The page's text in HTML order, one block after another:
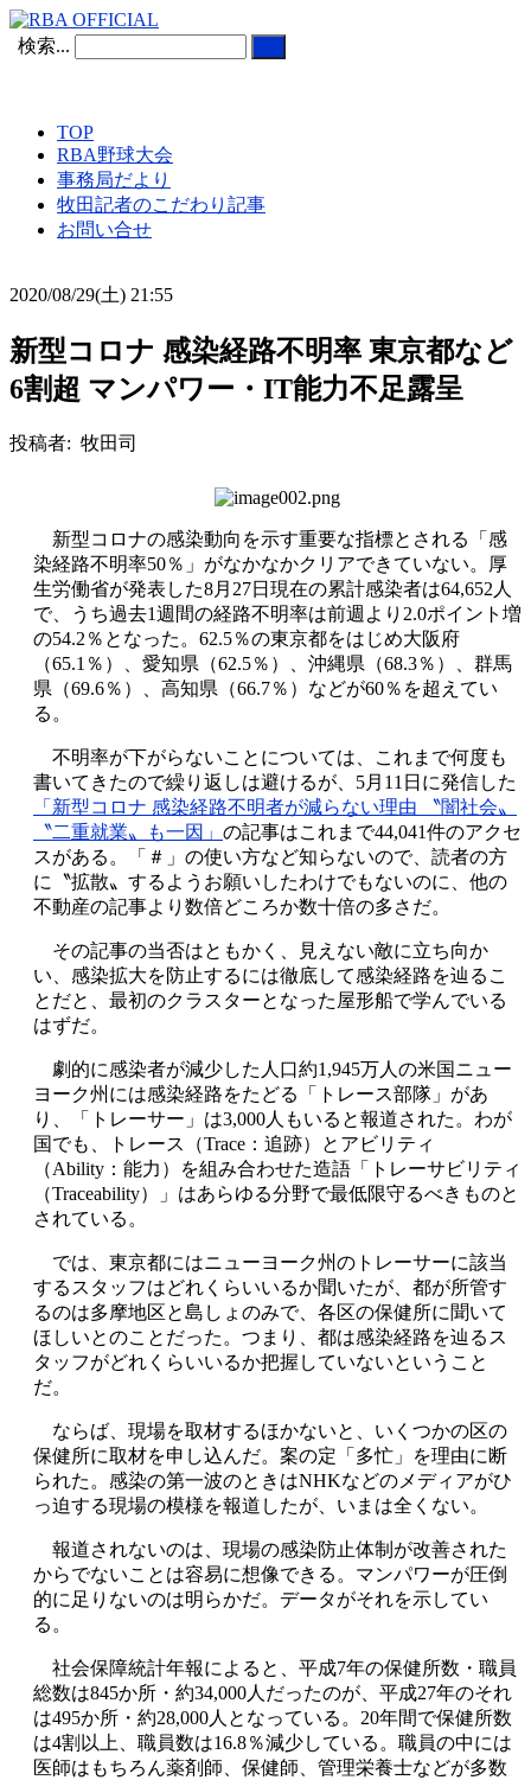
検索...
TOP
RBA野球大会
事務局だより
牧田記者のこだわり記事
お問い合せ
2020/08/29(土) 21:55
新型コロナ 感染経路不明率 東京都など
6割超 マンパワー・IT能力不足露呈
投稿者: 牧田司
新型コロナの感染動向を示す重要な指標とされる「感
染経路不明率50％」がなかなかクリアできていない。厚
生労働省が発表した8月27日現在の累計感染者は64,652人
で、うち過去1週間の経路不明率は前週より2.0ポイント増
の54.2％となった。62.5％の東京都をはじめ大阪府
（65.1％）、愛知県（62.5％）、沖縄県（68.3％）、群馬
県（69.6％）、高知県（66.7％）などが60％を超えてい
る。
不明率が下がらないことについては、これまで何度も
書いてきたので繰り返しは避けるが、5月11日に発信した
「新型コロナ 感染経路不明者が減らない理由 〝闇社会〟
〝二重就業〟も一因」 の記事はこれまで44,041件のアクセ
スがある。「＃」の使い方など知らないので、読者の方
に〝拡散〟するようお願いしたわけでもないのに、他の
不動産の記事より数倍どころか数十倍の多さだ。
その記事の当否はともかく、見えない敵に立ち向か
い、感染拡大を防止するには徹底して感染経路を辿るこ
とだと、最初のクラスターとなった屋形船で学んでいる
はずだ。
劇的に感染者が減少した人口約1,945万人の米国ニュー
ヨーク州には感染経路をたどる「トレース部隊」があ
り、「トレーサー」は3,000人もいると報道された。わが
国でも、トレース（Trace：追跡）とアビリティ
（Ability：能力）を組み合わせた造語「トレーサビリティ
（Traceability）」はあらゆる分野で最低限守るべきものと
されている。
では、東京都にはニューヨーク州のトレーサーに該当
するスタッフはどれくらいいるか聞いたが、都が所管す
るのは多摩地区と島しょのみで、各区の保健所に聞いて
ほしいとのことだった。つまり、都は感染経路を辿るス
タッフがどれくらいいるか把握していないということ
だ。
ならば、現場を取材するほかないと、いくつかの区の
保健所に取材を申し込んだ。案の定「多忙」を理由に断
られた。感染の第一波のときはNHKなどのメディアがひ
っ迫する現場の模様を報道したが、いまは全くない。
報道されないのは、現場の感染防止体制が改善された
からでないことは容易に想像できる。マンパワーが圧倒
的に足りないのは明らかだ。データがそれを示してい
る。
社会保障統計年報によると、平成7年の保健所数・職員
総数は845か所・約34,000人だったのが、平成27年のそれ
は495か所・約28,000人となっている。20年間で保健所数
は4割以上、職員数は16.8％減少している。職員の中には
医師はもちろん薬剤師、保健師、管理栄養士などが多数